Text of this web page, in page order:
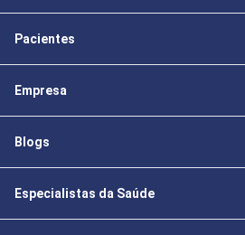
Pacientes
Empresa
Blogs
Especialistas da Saúde